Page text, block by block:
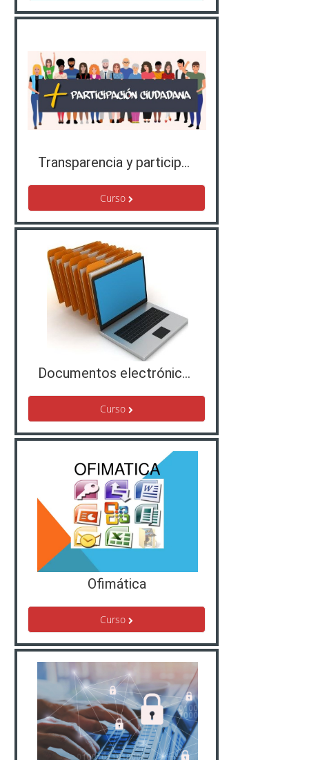
Transparencia y participación ciudadana. Gestionar quejas y reclamaciones.
Curso
Documentos electrónicos. Su organización y tratamiento.
Curso
Ofimática
Curso